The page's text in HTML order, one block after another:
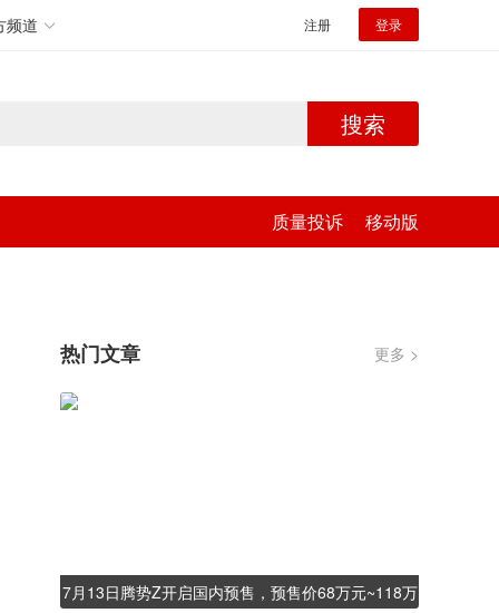
频道 注册 登录
搜索
质量投诉 移动版
热门文章 更多 >
7月13日腾势Z开启国内预售，预售价68万元~118万